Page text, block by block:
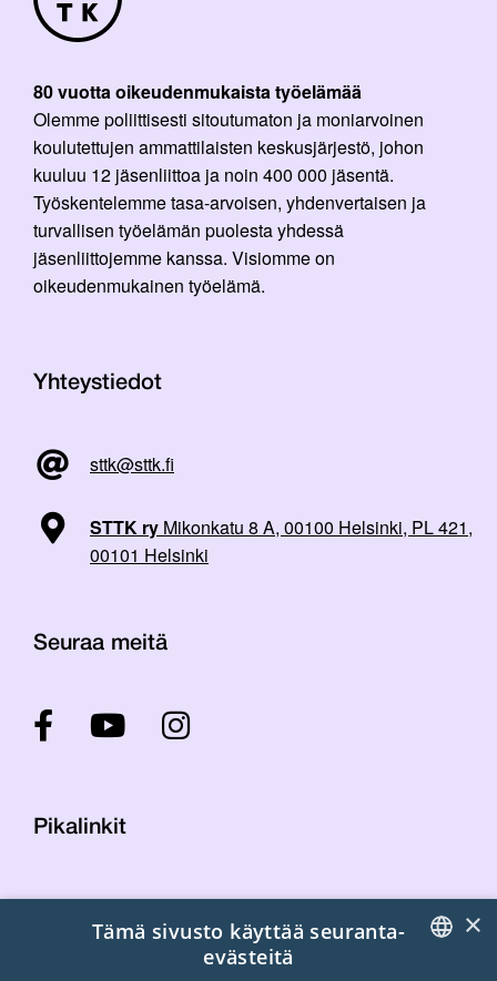
80 vuotta oikeudenmukaista työelämää
Olemme poliittisesti sitoutumaton ja moniarvoinen
koulutettujen ammattilaisten keskusjärjestö, johon
kuuluu 12 jäsenliittoa ja noin 400 000 jäsentä.
Työskentelemme tasa-arvoisen, yhdenvertaisen ja
turvallisen työelämän puolesta yhdessä
jäsenliittojemme kanssa. Visiomme on
oikeudenmukainen työelämä.
Yhteystiedot
sttk@sttk.fi
STTK ry Mikonkatu 8 A, 00100 Helsinki, PL 421,
00101 Helsinki
Seuraa meitä
Pikalinkit
Laskutustiedot
×
Tämä sivusto käyttää seuranta-
evästeitä